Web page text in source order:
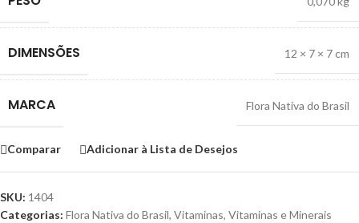
DIMENSÕES 12 × 7 × 7 cm
MARCA Flora Nativa do Brasil
Comparar Adicionar à Lista de Desejos
SKU: 1404
Categorias: Flora Nativa do Brasil, Vitaminas, Vitaminas e Minerais